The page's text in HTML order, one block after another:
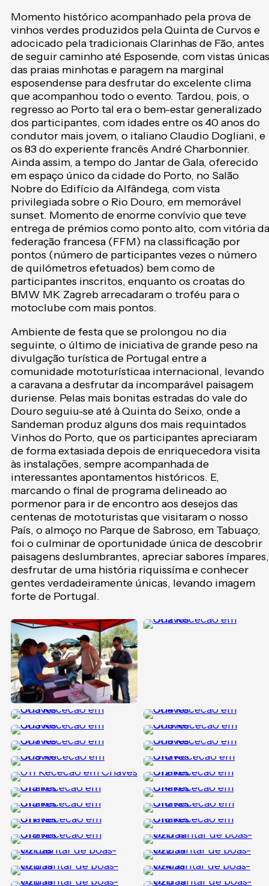
Momento histórico acompanhado pela prova de
vinhos verdes produzidos pela Quinta de Curvos e
adocicado pela tradicionais Clarinhas de Fão, antes
de seguir caminho até Esposende, com vistas únicas
das praias minhotas e paragem na marginal
esposendense para desfrutar do excelente clima
que acompanhou todo o evento. Tardou, pois, o
regresso ao Porto tal era o bem-estar generalizado
dos participantes, com idades entre os 40 anos do
condutor mais jovem, o italiano Claudio Dogliani, e
os 83 do experiente francês André Charbonnier.
Ainda assim, a tempo do Jantar de Gala, oferecido
em espaço único da cidade do Porto, no Salão
Nobre do Edifício da Alfândega, com vista
privilegiada sobre o Rio Douro, em memorável
sunset. Momento de enorme convívio que teve
entrega de prémios como ponto alto, com vitória da
federação francesa (FFM) na classificação por
pontos (número de participantes vezes o número
de quilómetros efetuados) bem como de
participantes inscritos, enquanto os croatas do
BMW MK Zagreb arrecadaram o troféu para o
motoclube com mais pontos.
Ambiente de festa que se prolongou no dia
seguinte, o último de iniciativa de grande peso na
divulgação turística de Portugal entre a
comunidade mototurísticaa internacional, levando
a caravana a desfrutar da incomparável paisagem
duriense. Pelas mais bonitas estradas do vale do
Douro seguiu-se até à Quinta do Seixo, onde a
Sandeman produz alguns dos mais requintados
Vinhos do Porto, que os participantes apreciaram
de forma extasiada depois de enriquecedora visita
às instalações, sempre acompanhada de
interessantes apontamentos históricos. E,
marcando o final de programa delineado ao
pormenor para ir de encontro aos desejos das
centenas de mototuristas que visitaram o nosso
País, o almoço no Parque de Sabroso, em Tabuaço,
foi o culminar de oportunidade única de descobrir
paisagens deslumbrantes, apreciar sabores ímpares,
desfrutar de uma história riquissíma e conhecer
gentes verdadeiramente únicas, levando imagem
forte de Portugal.